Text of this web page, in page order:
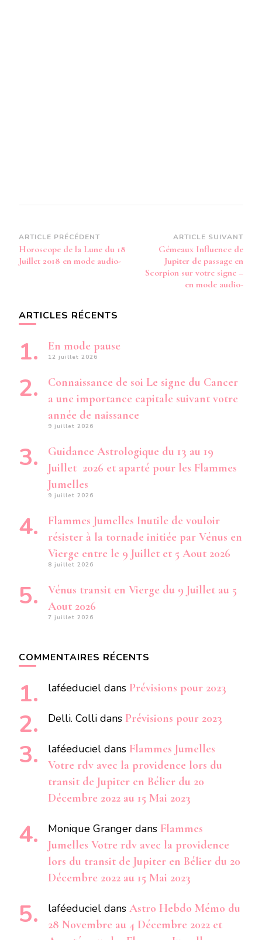
Navigation
d’article
ARTICLE PRÉCÉDENT
Horoscope de la Lune du 18
Juillet 2018 en mode audio-
ARTICLE SUIVANT
Gémeaux Influence de
Jupiter de passage en
Scorpion sur votre signe –
en mode audio-
ARTICLES RÉCENTS
En mode pause
12 juillet 2026
Connaissance de soi Le signe du Cancer
a une importance capitale suivant votre
année de naissance
9 juillet 2026
Guidance Astrologique du 13 au 19
Juillet 2026 et aparté pour les Flammes
Jumelles
9 juillet 2026
Flammes Jumelles Inutile de vouloir
résister à la tornade initiée par Vénus en
Vierge entre le 9 Juillet et 5 Aout 2026
8 juillet 2026
Vénus transit en Vierge du 9 Juillet au 5
Aout 2026
7 juillet 2026
COMMENTAIRES RÉCENTS
laféeduciel dans Prévisions pour 2023
Delli. Colli dans Prévisions pour 2023
laféeduciel dans Flammes Jumelles
Votre rdv avec la providence lors du
transit de Jupiter en Bélier du 20
Décembre 2022 au 15 Mai 2023
Monique Granger dans Flammes
Jumelles Votre rdv avec la providence
lors du transit de Jupiter en Bélier du 20
Décembre 2022 au 15 Mai 2023
laféeduciel dans Astro Hebdo Mémo du
28 Novembre au 4 Décembre 2022 et